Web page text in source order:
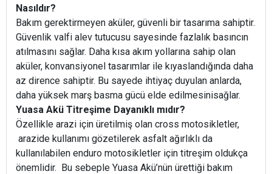
Nasıldır?
Bakım gerektirmeyen aküler, güvenli bir tasarıma sahiptir.
Güvenlik valfi alev tutucusu sayesinde fazlalık basıncın
atılmasını sağlar. Daha kısa akım yollarına sahip olan
aküler, konvansiyonel tasarımlar ile kıyaslandığında daha
az dirence sahiptir. Bu sayede ihtiyaç duyulan anlarda,
daha yüksek marş basma gücü elde edilmesinisağlar.
Yuasa Akü Titreşime Dayanıklı mıdır?
Özellikle arazi için üretilmiş olan cross motosikletler,
arazide kullanımı gözetilerek asfalt ağırlıklı da
kullanılabilen enduro motosikletler için titreşim oldukça
önemlidir. Bu sebeple Yuasa Akü’nün ürettiği bakım